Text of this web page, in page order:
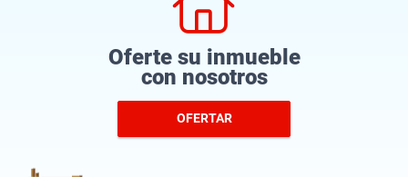
Oferte su inmueble
con nosotros
OFERTAR